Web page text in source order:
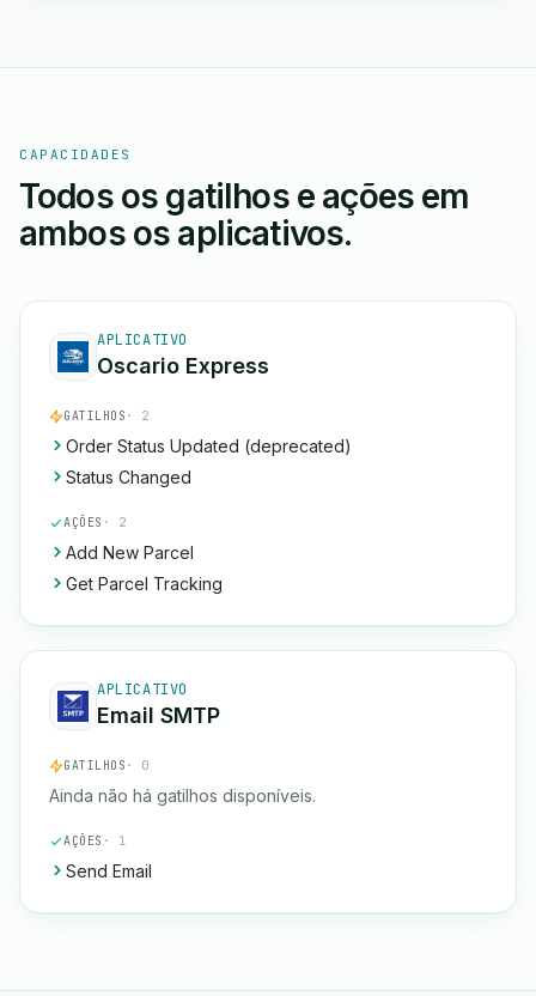
CAPACIDADES
Todos os gatilhos e ações em
ambos os aplicativos.
APLICATIVO
Oscario Express
GATILHOS · 2
Order Status Updated (deprecated)
Status Changed
AÇÕES · 2
Add New Parcel
Get Parcel Tracking
APLICATIVO
Email SMTP
GATILHOS · 0
Ainda não há gatilhos disponíveis.
AÇÕES · 1
Send Email